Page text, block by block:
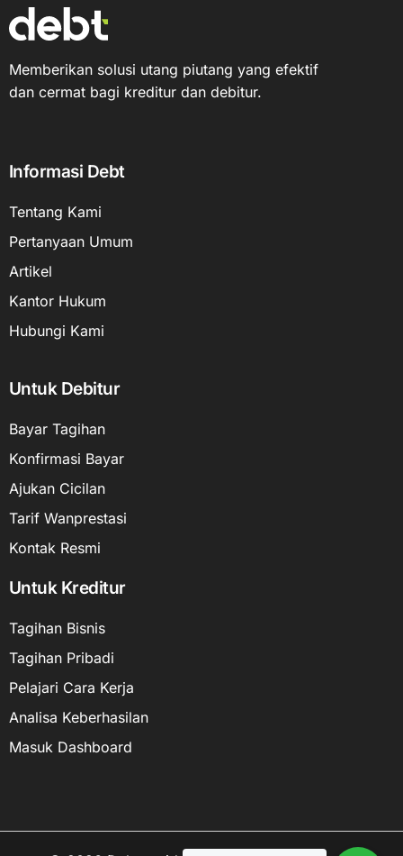
Memberikan solusi utang piutang yang efektif
dan cermat bagi kreditur dan debitur.
Informasi Debt
Tentang Kami
Pertanyaan Umum
Artikel
Kantor Hukum
Hubungi Kami
Untuk Debitur
Bayar Tagihan
Konfirmasi Bayar
Ajukan Cicilan
Tarif Wanprestasi
Kontak Resmi
Untuk Kreditur
Tagihan Bisnis
Tagihan Pribadi
Pelajari Cara Kerja
Analisa Keberhasilan
Masuk Dashboard